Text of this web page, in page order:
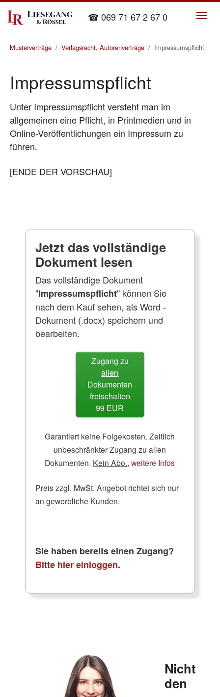
Skip to main content
☎ 069 71 67 2 67 0
You are here:
Musterverträge Verlagsrecht, Autorenverträge Impressumspflicht
Impressumspflicht
Unter Impressumspflicht versteht man im
allgemeinen eine Pflicht, in Printmedien und in
Online-Veröffentlichungen ein Impressum zu
führen.
[ENDE DER VORSCHAU]
Jetzt das vollständige
Dokument lesen
Das vollständige Dokument
"Impressumspflicht" können Sie
nach dem Kauf sehen, als Word -
Dokument (.docx) speichern und
bearbeiten.
Zugang zu
allen
Dokumenten
freischalten
99 EUR
Garantiert keine Folgekosten. Zeitlich
unbeschränkter Zugang zu allen
Dokumenten. Kein Abo.,weitere Infos
Preis zzgl. MwSt. Angebot richtet sich nur
an gewerbliche Kunden.
Sie haben bereits einen Zugang?
Bitte hier einloggen.
Nicht
den